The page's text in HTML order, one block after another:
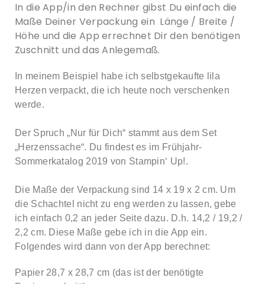
In die App/in den Rechner gibst Du einfach die
Maße Deiner Verpackung ein Länge / Breite /
Höhe und die App errechnet Dir den benötigen
Zuschnitt und das Anlegemaß.
In meinem Beispiel habe ich selbstgekaufte lila
Herzen verpackt, die ich heute noch verschenken
werde.
Der Spruch „Nur für Dich“ stammt aus dem Set
„Herzenssache“. Du findest es im Frühjahr-
Sommerkatalog 2019 von Stampin‘ Up!.
Die Maße der Verpackung sind 14 x 19 x 2 cm. Um
die Schachtel nicht zu eng werden zu lassen, gebe
ich einfach 0,2 an jeder Seite dazu. D.h. 14,2 / 19,2 /
2,2 cm. Diese Maße gebe ich in die App ein.
Folgendes wird dann von der App berechnet:
Papier 28,7 x 28,7 cm (das ist der benötigte